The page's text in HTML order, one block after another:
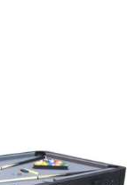
Op voorraad